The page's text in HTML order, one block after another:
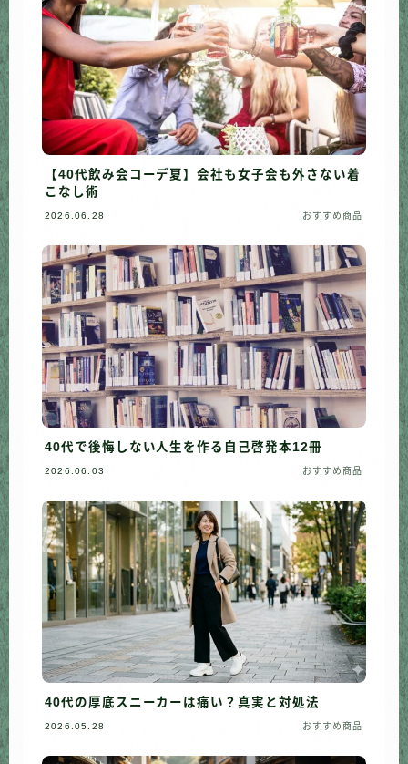
【40代飲み会コーデ夏】会社も女子会も外さない着
こなし術
2026.06.28 おすすめ商品
40代で後悔しない人生を作る自己啓発本12冊
2026.06.03 おすすめ商品
40代の厚底スニーカーは痛い？真実と対処法
2026.05.28 おすすめ商品